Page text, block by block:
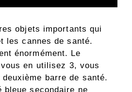
objets importants qui
les cannes de santé.
énormément. Le
en utilisez 3, vous
barre de santé.
bleue secondaire ne